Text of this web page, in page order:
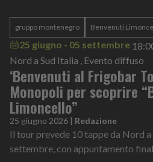
gruppo montenegro Benvenuti
25 giugno - 05 settembre
Nord a Sud Italia , Evento diffuso
‘Benvenuti al Frigobar
Monopoli per scoprire
Limoncello”
25 giugno 2026 | Redazione
Il tour prevede 10 tappe da Nord
settembre, con appuntamento